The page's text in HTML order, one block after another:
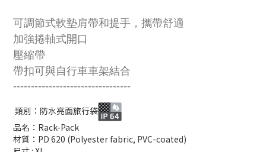
可調節式軟墊肩帶和提手，攜帶舒適
加強捲軸式開口
壓縮帶
帶扣可與自行車車架結合
---------------------------------
類別：防水亮面旅行袋
品名：Rack-Pack
材質：PD 620 (Polyester fabric, PVC-coated)